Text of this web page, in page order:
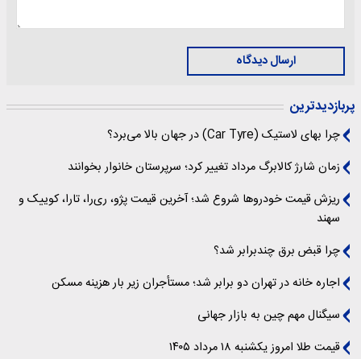
ارسال دیدگاه
پربازدیدترین
چرا بهای لاستیک (Car Tyre) در جهان بالا می‌برد؟
زمان شارژ کالابرگ مرداد تغییر کرد؛ سرپرستان خانوار بخوانند
ریزش قیمت خودروها شروع شد؛ آخرین قیمت پژو، ری‌را، تارا، کوییک و
سهند
چرا قبض برق چندبرابر شد؟
اجاره خانه در تهران دو برابر شد؛ مستأجران زیر بار هزینه مسکن
سیگنال‌ مهم چین به بازار جهانی
قیمت طلا امروز یکشنبه ۱۸ مرداد ۱۴۰۵